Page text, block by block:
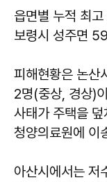
읍면별 누적 최
보령시 성주면
피해현황은 논산
2명(중상, 경상)
사태가 주택을
청양의료원에 이
아산시에서는 저